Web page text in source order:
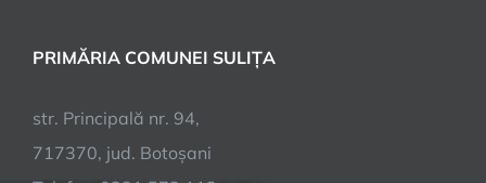
PRIMĂRIA COMUNEI SULIȚA
str. Principală nr. 94,
717370, jud. Botoșani